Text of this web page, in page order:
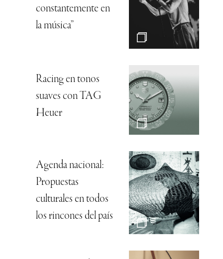
constantemente en
la música”
Racing en tonos
suaves con TAG
Heuer
Agenda nacional:
Propuestas
culturales en todos
los rincones del país